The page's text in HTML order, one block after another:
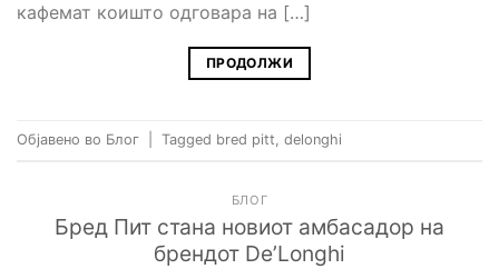
кафемат коишто одговара на […]
ПРОДОЛЖИ
Објавено во Блог Tagged bred pitt delonghi
БЛОГ
Бред Пит стана новиот амбасадор на
брендот De’Longhi